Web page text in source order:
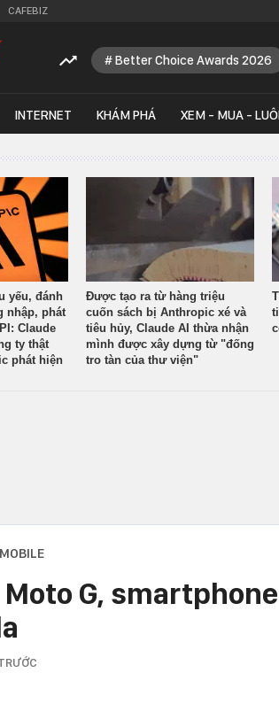
CAFEBIZ
Better Choice Awards 2026
INTERNET KHÁM PHÁ XEM - MUA -
yếu, đánh
nhập, phát
Claude
ty thật
phát hiện
Được tạo ra từ hàng triệu
cuốn sách bị Anthropic xé và
tiêu hủy, Claude AI thừa nhận
mình được xây dựng từ "đống
tro tàn của thư viện"
MOBILE
G,